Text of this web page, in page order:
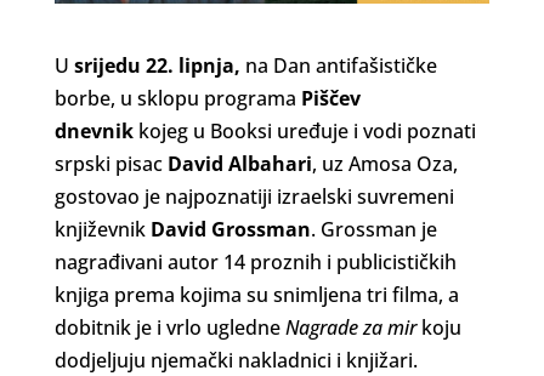
U srijedu 22. lipnja, na Dan antifašističke
borbe, u sklopu programa Piščev
dnevnikkojeg u Booksi uređuje i vodi poznati
srpski pisac David Albahari, uz Amosa Oza,
gostovao je najpoznatiji izraelski suvremeni
književnik David Grossman. Grossman je
nagrađivani autor 14 proznih i publicističkih
knjiga prema kojima su snimljena tri filma, a
dobitnik je i vrlo ugledneNagrade za mirkoju
dodjeljuju njemački nakladnici i knjižari.